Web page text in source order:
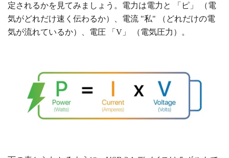
定されるかを見てみましょう。電力は電力と
「ピ」
（電
気がどれだけ速く伝わるか）、電流 "私"
（どれだけの電
気が流れているか）、電圧
「V」 （電気圧力）。